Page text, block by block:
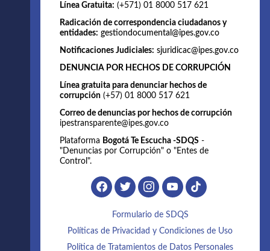
Línea Gratuita: (+571) 01 8000 517 621
Radicación de correspondencia ciudadanos y
entidades: gestiondocumental@ipes.gov.co
Notificaciones Judiciales: sjuridicac@ipes.gov.co
DENUNCIA POR HECHOS DE CORRUPCIÓN
Línea gratuita para denunciar hechos de
corrupción (+57) 01 8000 517 621
Correo de denuncias por hechos de corrupción
ipestransparente@ipes.gov.co
Plataforma Bogotá Te Escucha -SDQS -
"Denuncias por Corrupción" o "Entes de
Control".
Formulario de SDQS
Políticas de Privacidad y Condiciones de Uso
Política de Tratamientos de Datos Personales